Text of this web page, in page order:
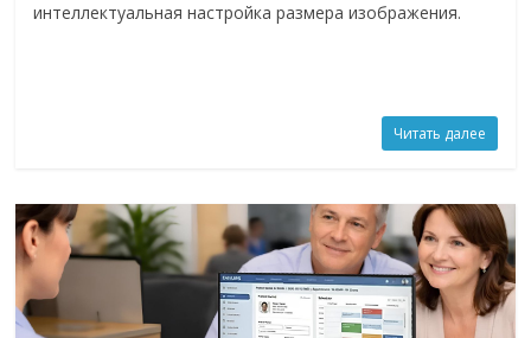
интеллектуальная настройка размера изображения.
Читать далее